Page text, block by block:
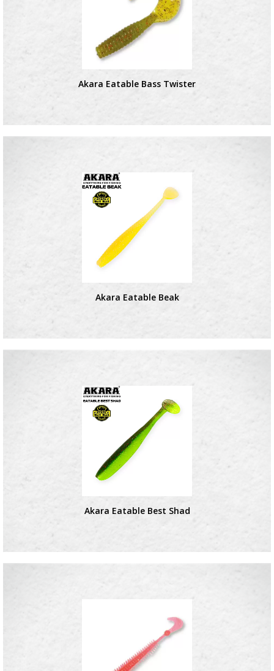
Akara Eatable Bass Twister
Akara Eatable Beak
Akara Eatable Best Shad